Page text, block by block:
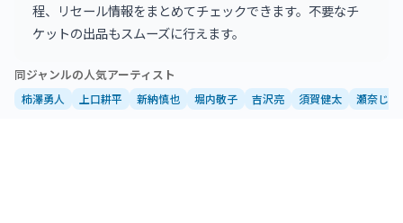
程、リセール情報をまとめてチェックできます。不要なチ
ケットの出品もスムーズに行えます。
同ジャンルの人気アーティスト
柿澤勇人 上口耕平 新納慎也 堀内敬子 吉沢亮 須賀健太 瀬奈じゅ